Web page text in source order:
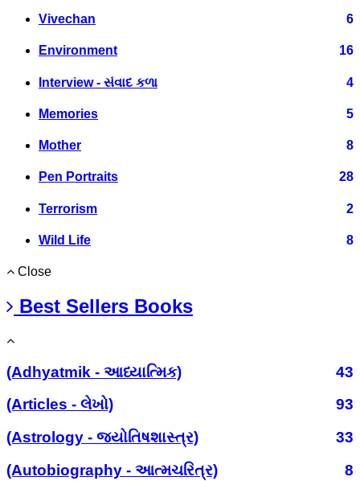
Vivechan 6
Environment 16
Interview - સંવાદ કળા 4
Memories 5
Mother 8
Pen Portraits 28
Terrorism 2
Wild Life 8
Close
Best Sellers Books
(Adhyatmik - આધ્યાત્મિક)
43
(Articles - લેખો)
93
(Astrology - જ્યોતિષશાસ્ત્ર)
33
(Autobiography - આત્મચરિત્ર)
8